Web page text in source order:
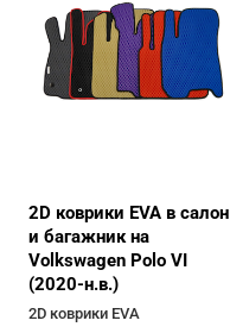
2D коврики EVA в салон
и багажник на
Volkswagen Polo VI
(2020-н.в.)
2D коврики EVA